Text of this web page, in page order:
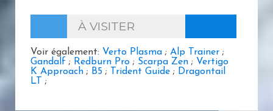
À VISITER
Voir également: Verto Plasma ; Alp Trainer ;
Gandalf ; Redburn Pro ; Scarpa Zen ; Vertigo
K Approach ; B5 ; Trident Guide ; Dragontail
LT
;